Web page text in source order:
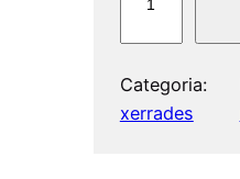
t
i
Categoria:
xerrades